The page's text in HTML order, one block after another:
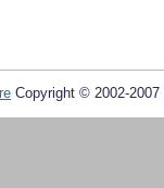
Copyright © 2002-2007